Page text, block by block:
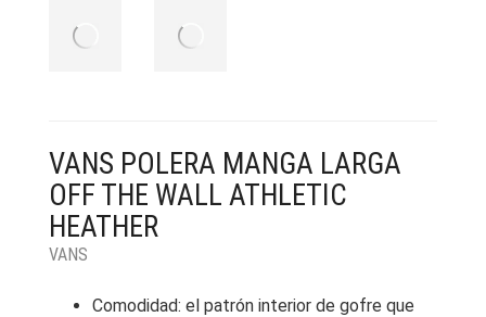
VANS POLERA MANGA LARGA
OFF THE WALL ATHLETIC
HEATHER
VANS
Comodidad: el patrón interior de gofre que